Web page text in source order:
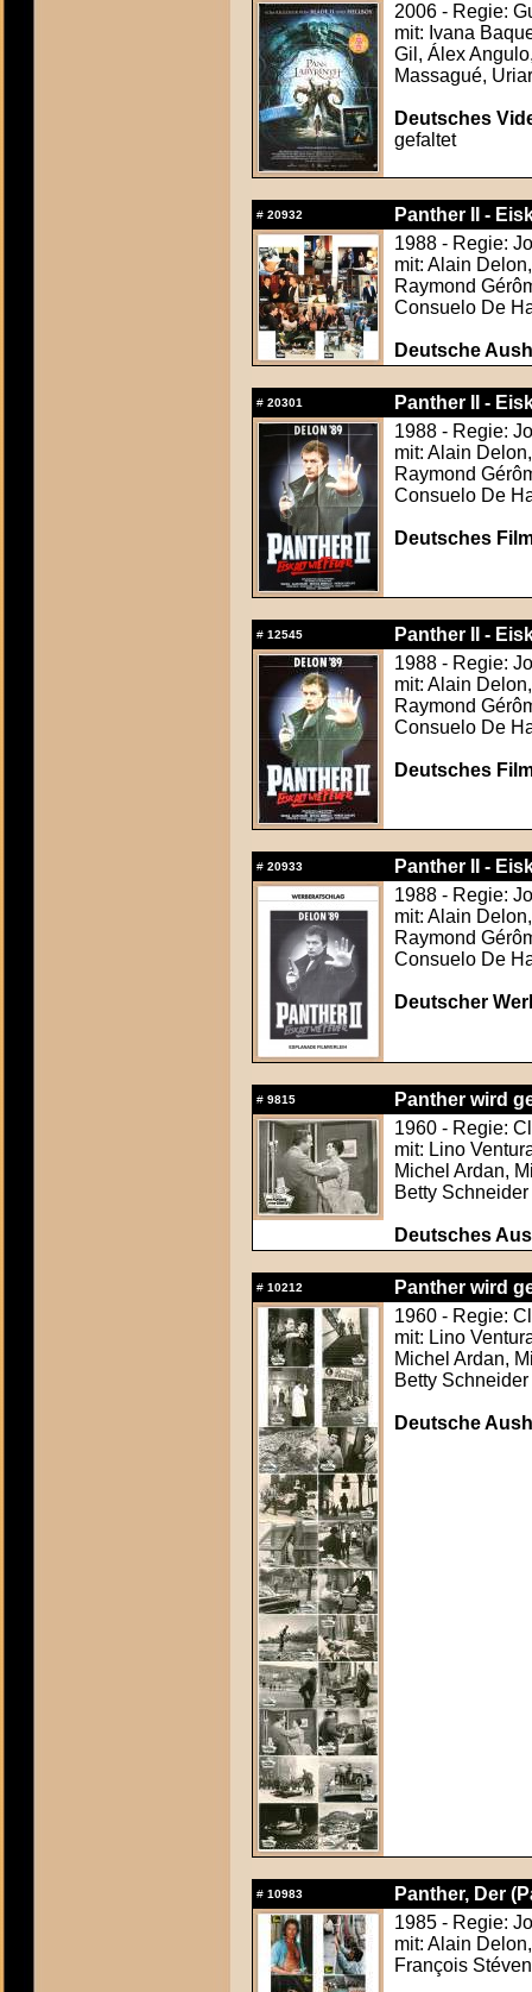
2006 - Regie:
mit: Ivana
Gil, Álex
Massagué,
Deutsches
gefaltet
# 20932
Panther II -
1988 - Regie:
mit: Alain
Raymond
Consuelo De
Deutsche
# 20301
Panther II -
1988 - Regie:
mit: Alain
Raymond
Consuelo De
Deutsches
# 12545
Panther II -
1988 - Regie:
mit: Alain
Raymond
Consuelo De
Deutsches
# 20933
Panther II -
1988 - Regie:
mit: Alain
Raymond
Consuelo De
Deutscher
# 9815
Panther wird
1960 - Regie:
mit: Lino
Michel Ardan,
Betty Schneider
Deutsches
# 10212
Panther wird
1960 - Regie:
mit: Lino
Michel Ardan,
Betty Schneider
Deutsche
# 10983
Panther, Der
1985 - Regie:
mit: Alain
François